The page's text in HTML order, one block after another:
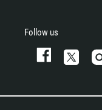
Follow us